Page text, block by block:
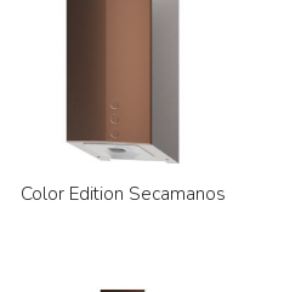
Color Edition Secamanos